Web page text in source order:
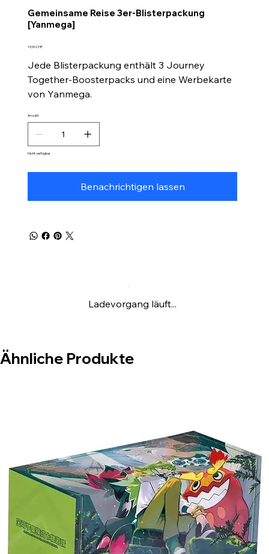
Gemeinsame Reise 3er-Blisterpackung
[Yanmega]
Preis
19,90 CHF
Jede Blisterpackung enthält 3 Journey
Together-Boosterpacks und eine Werbekarte
von Yanmega.
Anzahl
Nicht verfügbar
Benachrichtigen lassen
Ladevorgang läuft...
Ähnliche Produkte